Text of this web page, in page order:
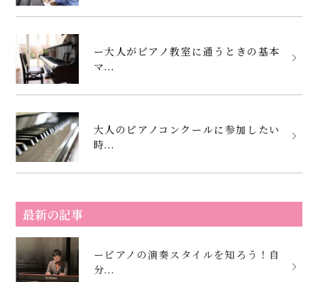
ー大人がピアノ教室に通うときの基本
マ...
大人のピアノコンクールに参加したい
時...
最新の記事
ーピアノの演奏スタイルを知ろう！自
分...